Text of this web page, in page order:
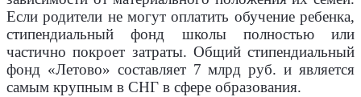
Если родители не могут оплатить обучение ребенка,
стипендиальный фонд школы полностью или
частично покроет затраты. Общий стипендиальный
фонд «Летово» составляет 7 млрд руб. и является
самым крупным в СНГ в сфере образования.